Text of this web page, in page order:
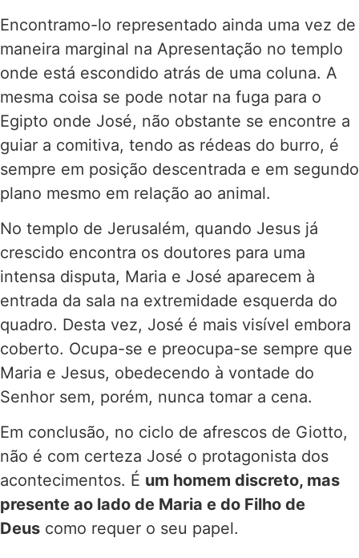
Encontramo-lo representado ainda uma vez de
maneira marginal na Apresentação no templo
onde está escondido atrás de uma coluna. A
mesma coisa se pode notar na fuga para o
Egipto onde José, não obstante se encontre a
guiar a comitiva, tendo as rédeas do burro, é
sempre em posição descentrada e em segundo
plano mesmo em relação ao animal.
No templo de Jerusalém, quando Jesus já
crescido encontra os doutores para uma
intensa disputa, Maria e José aparecem à
entrada da sala na extremidade esquerda do
quadro. Desta vez, José é mais visível embora
coberto. Ocupa-se e preocupa-se sempre que
Maria e Jesus, obedecendo à vontade do
Senhor sem, porém, nunca tomar a cena.
Em conclusão, no ciclo de afrescos de Giotto,
não é com certeza José o protagonista dos
acontecimentos. É um homem discreto, mas
presente ao lado de Maria e do Filho de
Deus como requer o seu papel.